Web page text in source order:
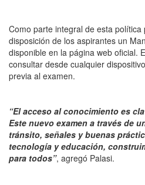
Como parte integral de esta
disposición de los aspirantes un
disponible en la página web oficial.
consultar desde cualquier
previa al examen.
“El acceso al conocimiento es
Este nuevo examen a través de
tránsito, señales y buenas
tecnología y educación,
para todos”, agregó Palasi.